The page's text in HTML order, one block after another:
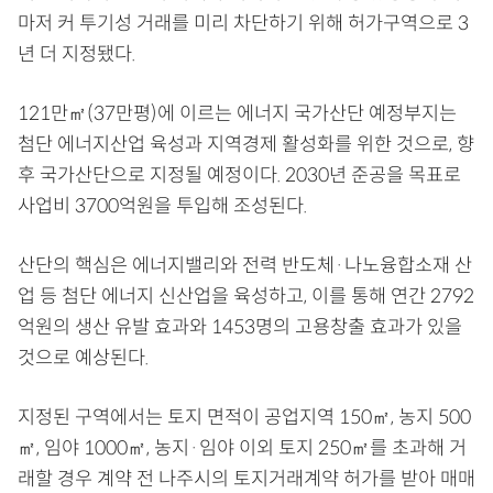
마저 커 투기성 거래를 미리 차단하기 위해 허가구역으로 3
년 더 지정됐다.
121만㎡(37만평)에 이르는 에너지 국가산단 예정부지는
첨단 에너지산업 육성과 지역경제 활성화를 위한 것으로, 향
후 국가산단으로 지정될 예정이다. 2030년 준공을 목표로
사업비 3700억원을 투입해 조성된다.
산단의 핵심은 에너지밸리와 전력 반도체·나노융합소재 산
업 등 첨단 에너지 신산업을 육성하고, 이를 통해 연간 2792
억원의 생산 유발 효과와 1453명의 고용창출 효과가 있을
것으로 예상된다.
지정된 구역에서는 토지 면적이 공업지역 150㎡, 농지 500
㎡, 임야 1000㎡, 농지·임야 이외 토지 250㎡를 초과해 거
래할 경우 계약 전 나주시의 토지거래계약 허가를 받아 매매